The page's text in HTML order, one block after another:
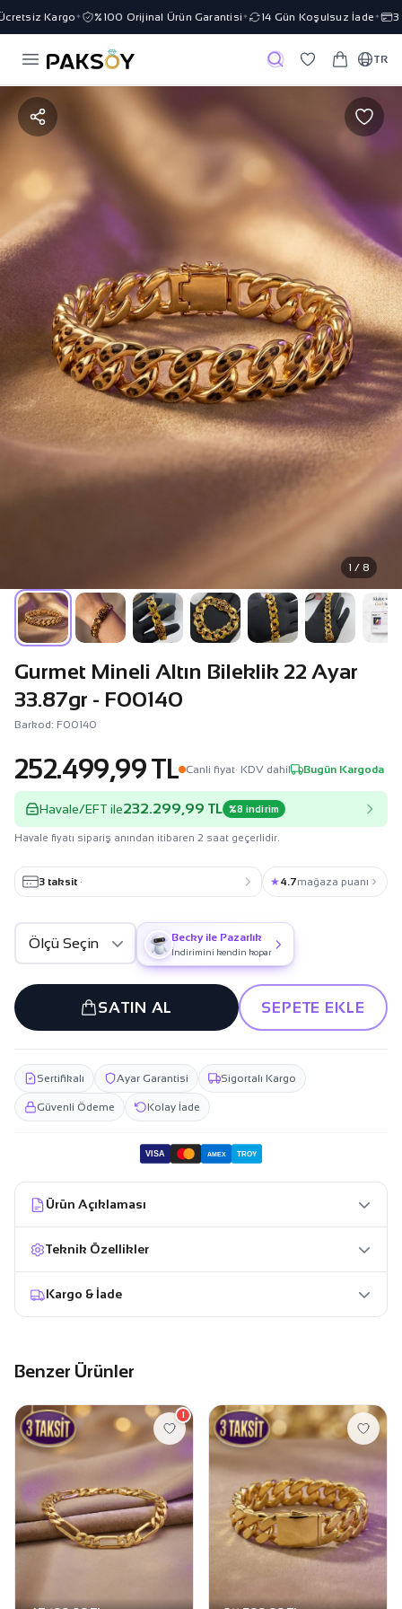
Kargo✦ %100 Orijinal Ürün Garantisi✦ 14 Gün Koşulsuz İade ✦ 3
TR
1 / 8
Gurmet Mineli Altın Bileklik 22 Ayar
33.87gr - F00140
Barkod: F00140
252.499,99 TL Canli fiyat· KDV dahil Bugün Kargoda
Havale/EFT ile232.299,99 TL %8 indirim
Havale fiyatı sipariş anından itibaren 2 saat geçerlidir.
3 taksit · ★4.7mağaza puanı
Becky ile Pazarlık
İndirimini kendin kopar
SATIN AL SEPETE EKLE
Sertifikalı Ayar Garantisi Sigortalı Kargo
Güvenli Ödeme Kolay İade
VISA AMEX TROY
Ürün Açıklaması
Teknik Özellikler
Kargo & İade
Benzer Ürünler
1